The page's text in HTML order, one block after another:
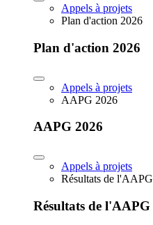
Appels à projets
Plan d'action 2026
Plan d'action 2026
Appels à projets
AAPG 2026
AAPG 2026
Appels à projets
Résultats de l'AAPG
Résultats de l'AAPG